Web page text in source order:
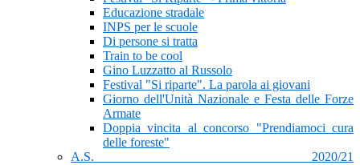
Educazione stradale
INPS per le scuole
Di persone si tratta
Train to be cool
Gino Luzzatto al Russolo
Festival "Si riparte". La parola ai giovani
Giorno dell'Unità Nazionale e Festa delle Forze
Armate
Doppia vincita al concorso "Prendiamoci cura
delle foreste"
A.S. 2020/21